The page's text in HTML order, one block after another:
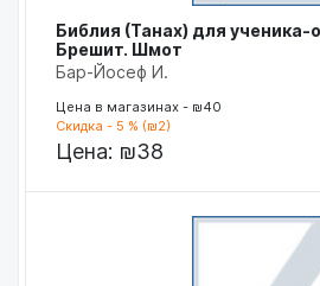
Библия (Танах) для ученика-
Брешит. Шмот
Бар-Йосеф И.
Цена в магазинах - ₪40
Скидка - 5 % (₪2)
Цена: ₪38